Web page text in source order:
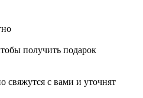
получить подарок
свяжутся с вами и уточнят